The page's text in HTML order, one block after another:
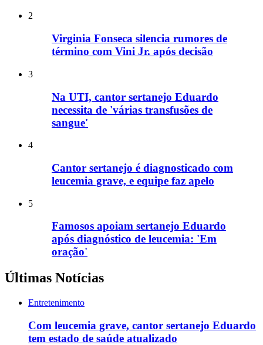
2
Virginia Fonseca silencia rumores de
término com Vini Jr. após decisão
3
Na UTI, cantor sertanejo Eduardo
necessita de 'várias transfusões de
sangue'
4
Cantor sertanejo é diagnosticado com
leucemia grave, e equipe faz apelo
5
Famosos apoiam sertanejo Eduardo
após diagnóstico de leucemia: 'Em
oração'
Últimas Notícias
Entretenimento
Com leucemia grave, cantor sertanejo Eduardo
tem estado de saúde atualizado